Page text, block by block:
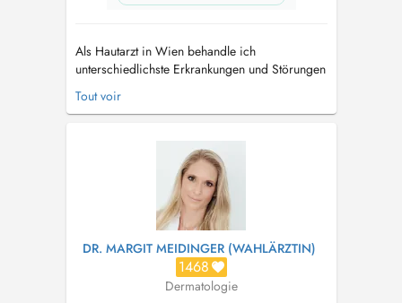
Als Hautarzt in Wien behandle ich
unterschiedlichste Erkrankungen und Störungen
von Haut und Haaren – angefangen von Akne
oder auffälligen Muttermalen, Neurodermitis
Hautkrebsvorsorge oder nehme operative
Tout voir
DR. MARGIT MEIDINGER (WAHLÄRZTIN)
1468
Dermatologie